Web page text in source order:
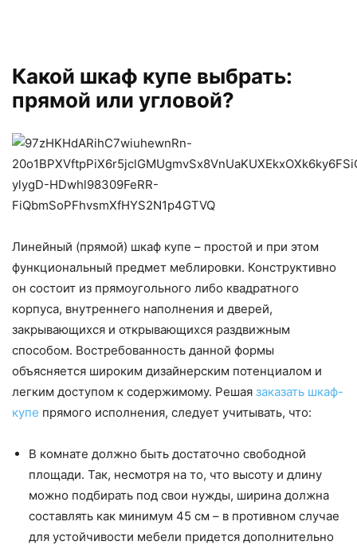
Какой шкаф купе выбрать:
прямой или угловой?
Линейный (прямой) шкаф купе – простой и при этом
функциональный предмет меблировки. Конструктивно
он состоит из прямоугольного либо квадратного
корпуса, внутреннего наполнения и дверей,
закрывающихся и открывающихся раздвижным
способом. Востребованность данной формы
объясняется широким дизайнерским потенциалом и
легким доступом к содержимому. Решая заказать шкаф-
купе прямого исполнения, следует учитывать, что:
В комнате должно быть достаточно свободной
площади. Так, несмотря на то, что высоту и длину
можно подбирать под свои нужды, ширина должна
составлять как минимум 45 см – в противном случае
для устойчивости мебели придется дополнительно